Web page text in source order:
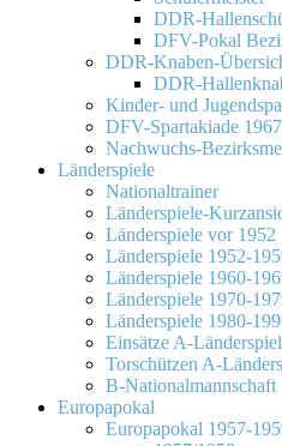
DDR-
DFV-Pokal
DDR-Knaben-
DDR-
Kinder- und
DFV-Spartakiade
Nachwuchs-
Länderspiele
Nationaltrainer
Länderspiele-
Länderspiele vor 1952
Länderspiele 1952-
Länderspiele 1960-
Länderspiele 1970-
Länderspiele 1980-
Einsätze A-
Torschützen A-
B-Nationalmannschaft
Europapokal
Europapokal 1957-